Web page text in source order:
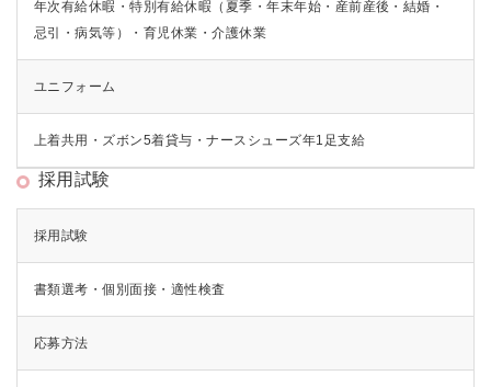
年次有給休暇・特別有給休暇（夏季・年末年始・産前産後・結婚・
忌引・病気等）・育児休業・介護休業
ユニフォーム
上着共用・ズボン5着貸与・ナースシューズ年1足支給
採用試験
採用試験
書類選考・個別面接・適性検査
応募方法